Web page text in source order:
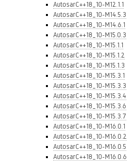
AutosarC++18_10-M12.1.1
AutosarC++18_10-M14.5.3
AutosarC++18_10-M14.6.1
AutosarC++18_10-M15.0.3
AutosarC++18_10-M15.1.1
AutosarC++18_10-M15.1.2
AutosarC++18_10-M15.1.3
AutosarC++18_10-M15.3.1
AutosarC++18_10-M15.3.3
AutosarC++18_10-M15.3.4
AutosarC++18_10-M15.3.6
AutosarC++18_10-M15.3.7
AutosarC++18_10-M16.0.1
AutosarC++18_10-M16.0.2
AutosarC++18_10-M16.0.5
AutosarC++18_10-M16.0.6